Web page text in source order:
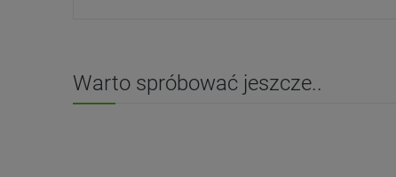
Warto spróbować jeszcze..